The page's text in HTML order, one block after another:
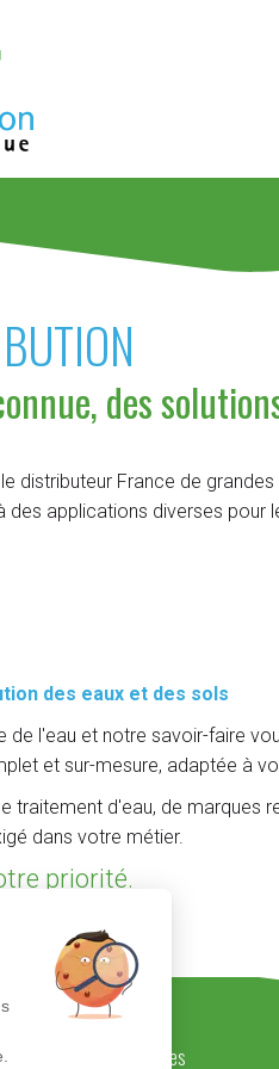
des
distributeur France de
applications diverses pour
des eaux et des sols
de l'eau et notre savoir-faire
et sur-mesure, adaptée à
traitement d'eau, de marques
dans votre métier.
priorité.
Marques